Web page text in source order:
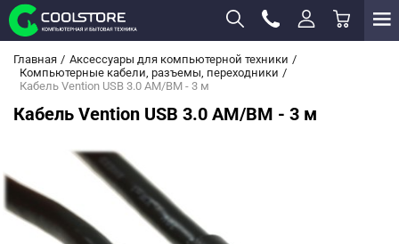
Главная
Аксессуары для компьютерной техники
Компьютерные кабели, разъемы, переходники
Кабель Vention USB 3.0 AM/BM - 3 м
Кабель Vention USB 3.0 AM/BM - 3 м